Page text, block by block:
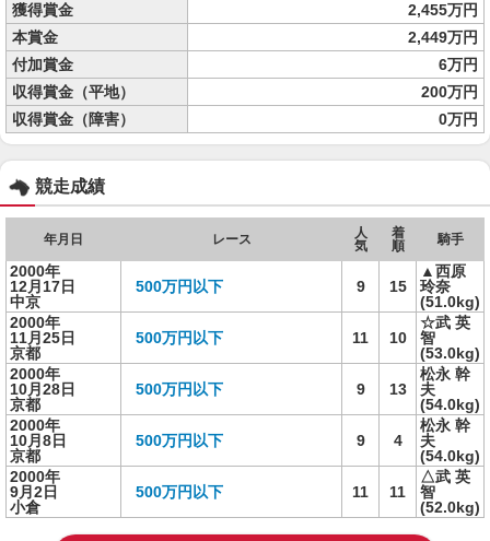
獲得賞金
2,455万円
本賞金
2,449万円
付加賞金
6万円
収得賞金（平地）
200万円
収得賞金（障害）
0万円
競走成績
年月日 レース
人
気
着
順
騎手
2000年
12月17日
中京
500万円以下 9 15
▲西原
玲奈
(51.0kg)
2000年
11月25日
京都
500万円以下 11 10
☆武 英
智
(53.0kg)
2000年
10月28日
京都
500万円以下 9 13
松永 幹
夫
(54.0kg)
2000年
10月8日
京都
500万円以下 9 4
松永 幹
夫
(54.0kg)
2000年
9月2日
小倉
500万円以下 11 11
△武 英
智
(52.0kg)